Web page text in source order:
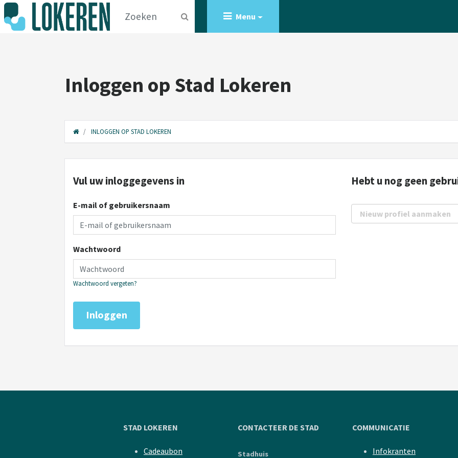
Menu
Inloggen op Stad Lokeren
INLOGGEN OP STAD LOKEREN
Vul uw inloggegevens in
E-mail of gebruikersnaam
Wachtwoord
Wachtwoord vergeten?
Inloggen
Hebt u nog geen
Nieuw profiel aanmaken
STAD LOKEREN
Cadeaubon
CONTACTEER DE STAD
Stadhuis
COMMUNICATIE
Infokranten